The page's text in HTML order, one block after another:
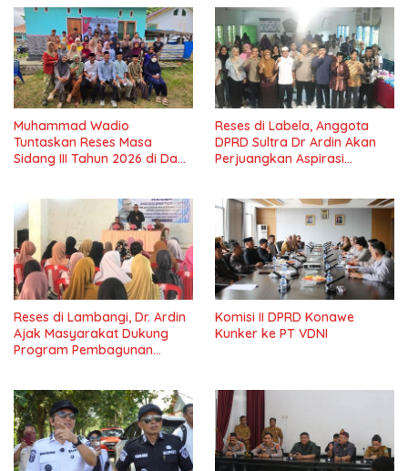
Muhammad Wadio
Tuntaskan Reses Masa
Sidang III Tahun 2026 di Dapil
Reses di Labela, Anggota
DPRD Sultra Dr Ardin Akan
Perjuangkan Aspirasi
Reses di Lambangi, Dr. Ardin
Ajak Masyarakat Dukung
Program Pembagunan
Komisi II DPRD Konawe
Kunker ke PT VDNI